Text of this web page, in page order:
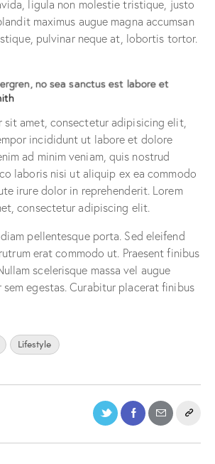
ligula non molestie tristique, justo
maximus augue magna accumsan
pulvinar neque at, lobortis tortor.
no sea sanctus est labore et
sit amet, consectetur adipisicing elit,
incididunt ut labore et dolore
ad minim veniam, quis nostrud
laboris nisi ut aliquip ex ea commodo
irure dolor in reprehenderit. Lorem
consectetur adipiscing elit.
pellentesque porta. Sed eleifend
erat commodo ut. Praesent finibus
scelerisque massa vel augue
egestas. Curabitur placerat finibus
Lifestyle